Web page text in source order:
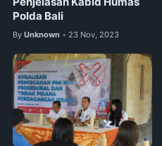
Polda Bali
By Unknown • 23 Nov, 2023